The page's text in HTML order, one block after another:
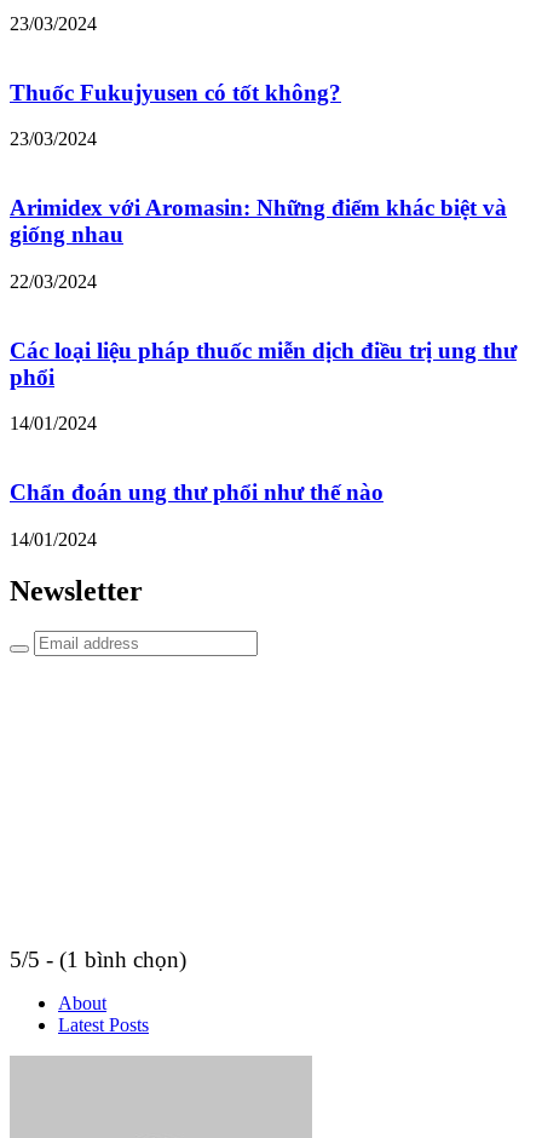
23/03/2024
Thuốc Fukujyusen có tốt không?
23/03/2024
Arimidex với Aromasin: Những điểm khác biệt và
giống nhau
22/03/2024
Các loại liệu pháp thuốc miễn dịch điều trị ung thư
phổi
14/01/2024
Chẩn đoán ung thư phổi như thế nào
14/01/2024
Newsletter
5/5 - (1 bình chọn)
About
Latest Posts